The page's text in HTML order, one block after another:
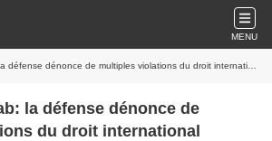
MENU
défense dénonce de multiples violations du droit international
la défense dénonce de
du droit international